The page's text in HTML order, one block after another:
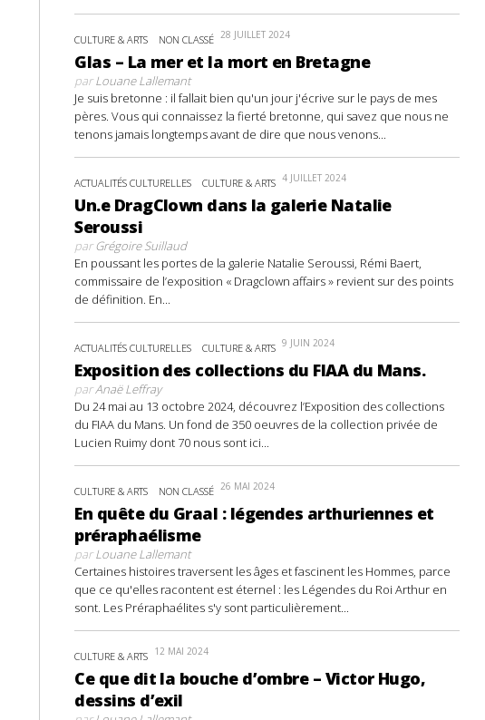
CULTURE & ARTS NON CLASSÉ 28 JUILLET 2024
Glas – La mer et la mort en Bretagne
parLouane Lallemant
Je suis bretonne : il fallait bien qu'un jour j'écrive sur le pays de mes
pères. Vous qui connaissez la fierté bretonne, qui savez que nous ne
tenons jamais longtemps avant de dire que nous venons...
ACTUALITÉS CULTURELLES CULTURE & ARTS 4 JUILLET 2024
Un.e DragClown dans la galerie Natalie
Seroussi
parGrégoire Suillaud
En poussant les portes de la galerie Natalie Seroussi, Rémi Baert,
commissaire de l’exposition « Dragclown affairs » revient sur des points
de définition. En...
ACTUALITÉS CULTURELLES CULTURE & ARTS 9 JUIN 2024
Exposition des collections du FIAA du Mans.
parAnaë Leffray
Du 24 mai au 13 octobre 2024, découvrez l’Exposition des collections
du FIAA du Mans. Un fond de 350 oeuvres de la collection privée de
Lucien Ruimy dont 70 nous sont ici...
CULTURE & ARTS NON CLASSÉ 26 MAI 2024
En quête du Graal : légendes arthuriennes et
préraphaélisme
parLouane Lallemant
Certaines histoires traversent les âges et fascinent les Hommes, parce
que ce qu'elles racontent est éternel : les Légendes du Roi Arthur en
sont. Les Préraphaélites s'y sont particulièrement...
CULTURE & ARTS 12 MAI 2024
Ce que dit la bouche d’ombre – Victor Hugo,
dessins d’exil